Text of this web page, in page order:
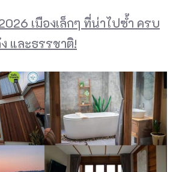
เมืองเล็กๆ ที่น่าไปซ้ำ ครบ
และธรรชาติ!